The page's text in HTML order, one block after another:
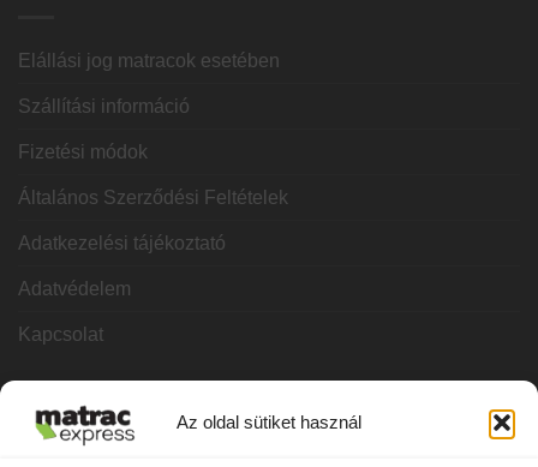
Az oldal sütiket használ
Elállási jog matracok esetében
Szállítási információ
Fizetési módok
Általános Szerződési Feltételek
Adatkezelési tájékoztató
Adatvédelem
Kapcsolat
KATEGÓRIÁK